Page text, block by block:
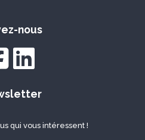
nous
qui vous intéressent !